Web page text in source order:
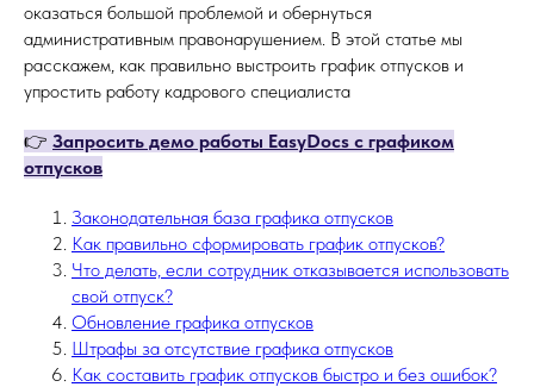
оказаться большой проблемой и обернуться
административным правонарушением. В этой статье мы
расскажем, как правильно выстроить график отпусков и
упростить работу кадрового специалиста
👉 Запросить демо работы EasyDocs с графиком
отпусков
Законодательная база графика отпусков
Как правильно сформировать график отпусков?
Что делать, если сотрудник отказывается использовать
свой отпуск?
Обновление графика отпусков
Штрафы за отсутствие графика отпусков
Как составить график отпусков быстро и без ошибок?